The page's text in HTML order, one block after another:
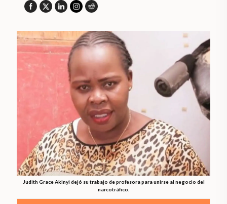
Judith Grace Akinyi dejó su trabajo de profesora para unirse al negocio del
narcotráfico.